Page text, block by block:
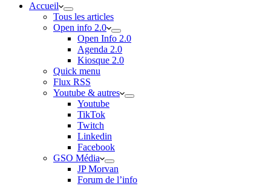
Accueil
Tous les articles
Open info 2.0
Open Info 2.0
Agenda 2.0
Kiosque 2.0
Quick menu
Flux RSS
Youtube & autres
Youtube
TikTok
Twitch
Linkedin
Facebook
GSO Média
JP Morvan
Forum de l’info